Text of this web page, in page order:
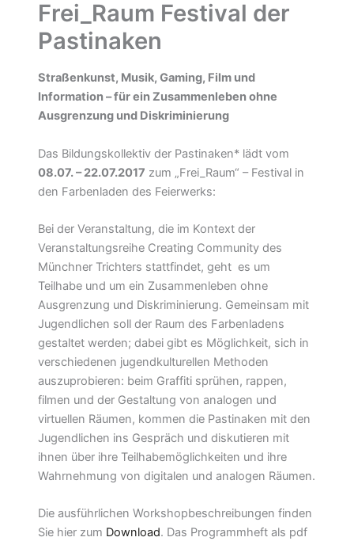
Frei_Raum Festival der
Pastinaken
Straßenkunst, Musik, Gaming, Film und
Information – für ein Zusammenleben ohne
Ausgrenzung und Diskriminierung
Das Bildungskollektiv der Pastinaken* lädt vom
08.07. – 22.07.2017 zum „Frei_Raum“ – Festival in
den Farbenladen des Feierwerks:
Bei der Veranstaltung, die im Kontext der
Veranstaltungsreihe Creating Community des
Münchner Trichters stattfindet, geht es um
Teilhabe und um ein Zusammenleben ohne
Ausgrenzung und Diskriminierung. Gemeinsam mit
Jugendlichen soll der Raum des Farbenladens
gestaltet werden; dabei gibt es Möglichkeit, sich in
verschiedenen jugendkulturellen Methoden
auszuprobieren: beim Graffiti sprühen, rappen,
filmen und der Gestaltung von analogen und
virtuellen Räumen, kommen die Pastinaken mit den
Jugendlichen ins Gespräch und diskutieren mit
ihnen über ihre Teilhabemöglichkeiten und ihre
Wahrnehmung von digitalen und analogen Räumen.
Die ausführlichen Workshopbeschreibungen finden
Sie hier zum Download. Das Programmheft als pdf